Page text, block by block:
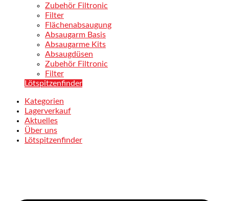
Zubehör Filtronic
Filter
Flächenabsaugung
Absaugarm Basis
Absaugarme Kits
Absaugdüsen
Zubehör Filtronic
Filter
Lötspitzenfinder
Kategorien
Lagerverkauf
Aktuelles
Über uns
Lötspitzenfinder